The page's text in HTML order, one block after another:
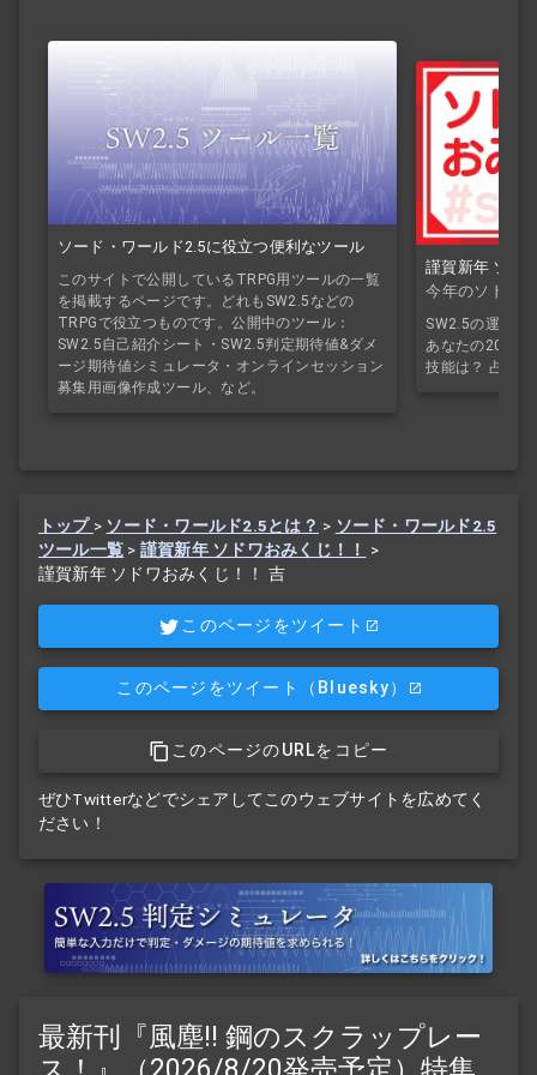
ソード・ワールド2.5に役立つ便利なツール
このサイトで公開しているTRPG用ツールの一覧
を掲載するページです。どれもSW2.5などの
TRPGで役立つものです。公開中のツール：
SW2.5自己紹介シート・SW2.5判定期待値&ダメ
ージ期待値シミュレータ・オンラインセッション
募集用画像作成ツール、など。
謹賀新年 ソド
今年のソドワ
SW2.5の運勢を
あなたの2026
技能は？ 占っ
トップ > ソード・ワールド2.5とは？ > ソード・ワールド2.5
ツール一覧 > 謹賀新年 ソドワおみくじ！！
>
謹賀新年 ソドワおみくじ！！ 吉
このページをツイート
このページをツイート （Bluesky）
このページのURLをコピー
ぜひTwitterなどでシェアしてこのウェブサイトを広めてく
ださい！
最新刊『風塵!! 鋼のスクラップレー